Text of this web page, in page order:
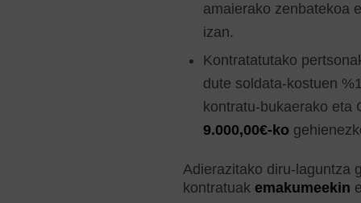
amaierako zenbatekoa
izan.
Kontratatutako
dute soldata-kostuen
kontratu-bukaerako eta
9.000,00€-ko
Adierazitako diru-laguntza
kontratuak emakumeekin